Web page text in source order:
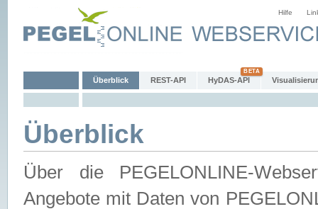
Hilfe
Überblick REST-API HyDAS-API
Überblick
Über die PEGELONLINE-
Angebote mit Daten von